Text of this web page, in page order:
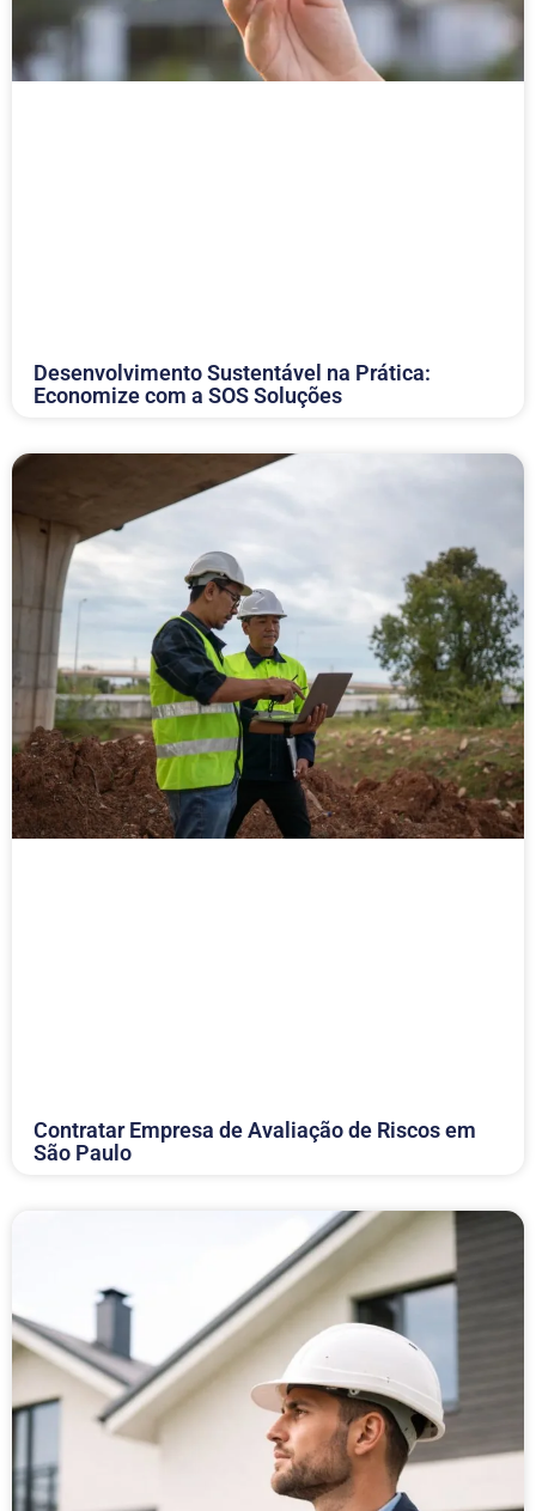
Desenvolvimento Sustentável na Prática:
Economize com a SOS Soluções
Contratar Empresa de Avaliação de Riscos em
São Paulo